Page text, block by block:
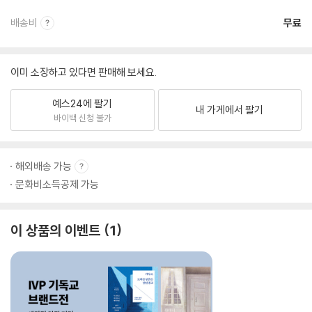
배송비 무료
이미 소장하고 있다면 판매해 보세요.
예스24에 팔기
바이백 신청 불가
내 가게에서 팔기
해외배송 가능
문화비소득공제 가능
이 상품의 이벤트 1